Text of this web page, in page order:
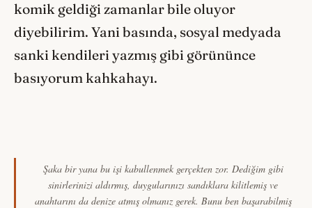
komik geldiği zamanlar bile oluyor
diyebilirim. Yani basında, sosyal medyada
sanki kendileri yazmış gibi görününce
basıyorum kahkahayı.
Şaka bir yana bu işi kabullenmek gerçekten zor. Dediğim gibi
sinirlerinizi aldırmış, duygularınızı sandıklara kilitlemiş ve
anahtarını da denize atmış olmanız gerek. Bunu ben başarabilmiş